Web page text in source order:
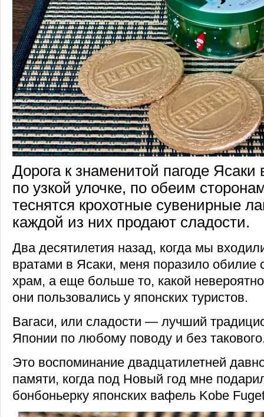
Дорога к знаменитой пагоде Ясаки
по узкой улочке, по обеим
теснятся крохотные сувенирные
каждой из них продают сладости.
Два десятилетия назад, когда мы
вратами в Ясаки, меня поразило обилие
храм, а еще больше то, какой
они пользовались у японских туристов.
Вагаси, или сладости — лучший
Японии по любому поводу и без
Это воспоминание двадцатилетней
памяти, когда под Новый год мне
бонбоньерку японских вафель Kobe